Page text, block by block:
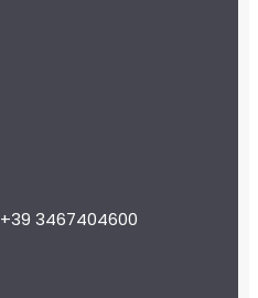
+39 3467404600